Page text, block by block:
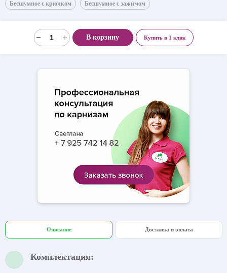
Бесшумное с крючком Бесшумное с зажимом
В корзину Купить в 1 клик
Описание Доставка и оплата
Комплектация: